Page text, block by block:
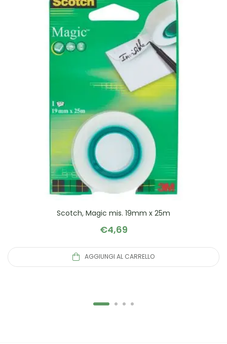
Scotch, Magic mis. 19mm x 25m
€4,69
AGGIUNGI AL CARRELLO